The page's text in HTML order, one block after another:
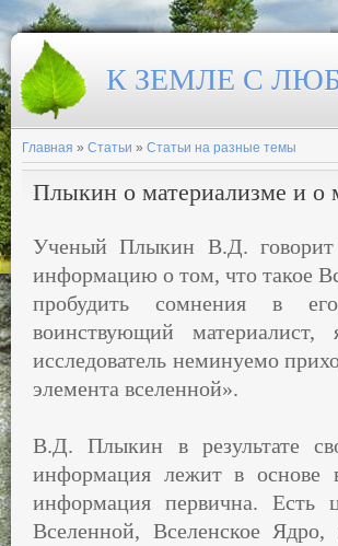
К ЗЕМЛЕ С
Главная » Статьи » Статьи на разные темы
Плыкин о материализме и о
Ученый Плыкин В.Д. говорит
информацию о том, что такое
пробудить сомнения в
воинствующий
исследователь неминуемо
элемента вселенной».
В.Д. Плыкин в результате
информация лежит в основе
информация первична. Есть
Вселенной, Вселенское